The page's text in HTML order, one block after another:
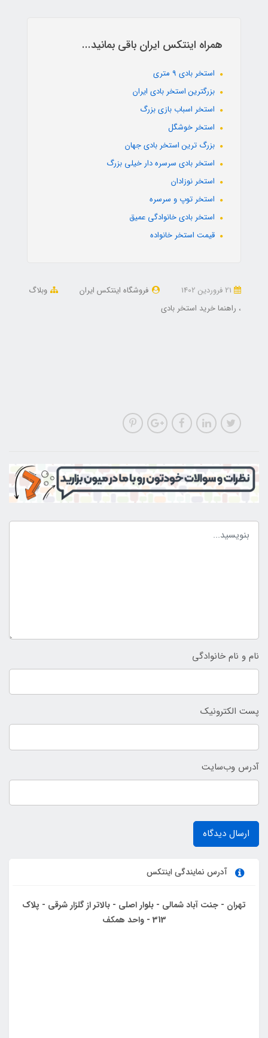
همراه اینتکس ایران باقی بمانید...
استخر بادی 9 متری
بزرگترین استخر بادی ایران
استخر اسباب بازی بزرگ
استخر خوشگل
بزرگ ترین استخر بادی جهان
استخر بادی سرسره دار خیلی بزرگ
استخر نوزادان
استخر توپ و سرسره
استخر بادی خانوادگی عمیق
قیمت استخر خانواده
فروشگاه اینتکس ایران
وبلاگ
راهنما خرید استخر بادی
نام و نام خانوادگی
پست الکترونیک
آدرس وب‌سایت
ارسال دیدگاه
آدرس نمایندگی اینتکس
تهران - جنت آباد شمالی - بلوار اصلی - بالاتر از گلزار شرقی - پلاک
313 - واحد همکف